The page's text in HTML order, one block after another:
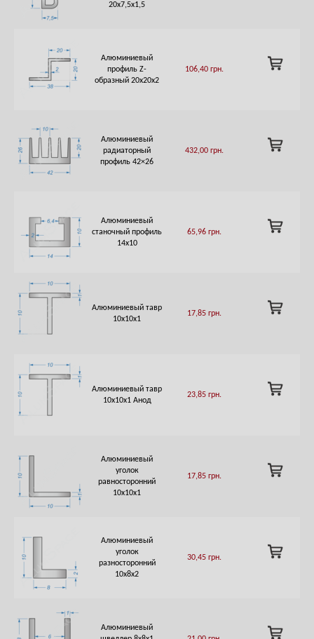
20х7,5х1,5
Алюминиевый
профиль Z-
образный 20х20х2
106,40 грн.
ADD
TO
Алюминиевый
радиаторный
профиль 42×26
432,00 грн.
ADD
TO
Алюминиевый
станочный профиль
14х10
65,96 грн.
ADD
TO
Алюминиевый тавр
10х10х1
17,85 грн.
ADD
TO
Алюминиевый тавр
10х10х1 Анод
23,85 грн.
ADD
TO
Алюминиевый
уголок
равносторонний
10х10х1
17,85 грн.
ADD
TO
Алюминиевый
уголок
разносторонний
10х8х2
30,45 грн.
ADD
TO
Алюминиевый
ADD